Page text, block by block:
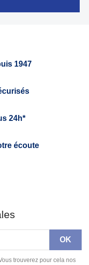
1947
24h*
écoute
trouverez pour cela nos